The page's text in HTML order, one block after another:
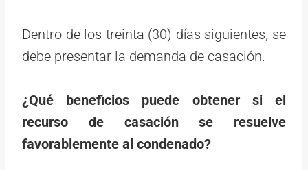
Dentro de los treinta (30) días siguientes, se
debe presentar la demanda de casación.
¿Qué beneficios puede obtener si el
recurso de casación se resuelve
favorablemente al condenado?